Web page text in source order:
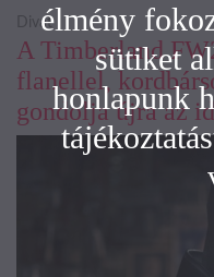
A Timberland
flanellel,
gondolja újra az
Divatélmény
sütiket
honlapunk